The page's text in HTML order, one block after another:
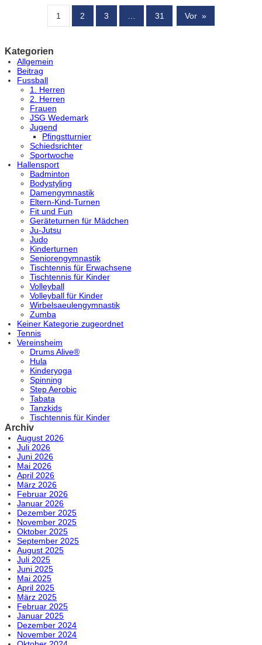
1 2 3 … 31 Vor »
Kategorien
Allgemein
Beitrag
Fussball
1. Herren
2. Herren
Frauen
JSG Wedemark
Jugend
Pfingstturnier
Schiedsrichter
Sportwoche
Hallensport
Badminton
Bodystyling
Damengymnastik
Eltern-Kind-Turnen
Fit und Fun
Geräteturnen für Mädchen
Ju-Jutsu
Judo
Kinderturnen
Seniorengymnastik
Tischtennis für Erwachsene
Tischtennis für Kinder
Volleyball
Volleyball für Kinder
Wirbelsaeulengymnastik
Zumba
Keiner Kategorie zugeordnet
Tennis
Vereinsheim
Drums Alive®
Hula
Kinderyoga
Spinning
Step Aerobic
Tabata
Tanzkids
Tischtennis für Kinder
Archiv
August 2026
Juli 2026
Juni 2026
Mai 2026
April 2026
März 2026
Februar 2026
Januar 2026
Dezember 2025
November 2025
Oktober 2025
September 2025
August 2025
Juli 2025
Juni 2025
Mai 2025
April 2025
März 2025
Februar 2025
Januar 2025
Dezember 2024
November 2024